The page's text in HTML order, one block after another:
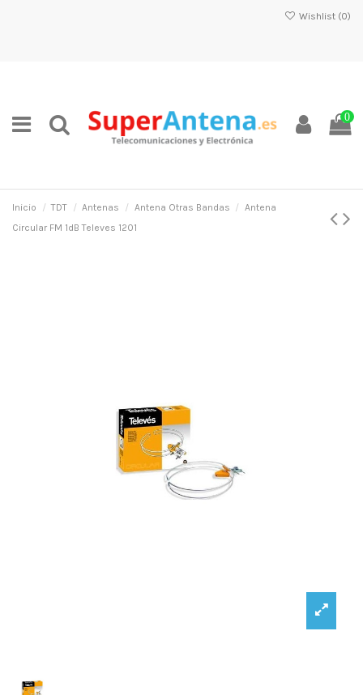
Wishlist (0)
0
Inicio TDT Antenas Antena Otras Bandas
Antena
Circular FM 1dB Televes 1201